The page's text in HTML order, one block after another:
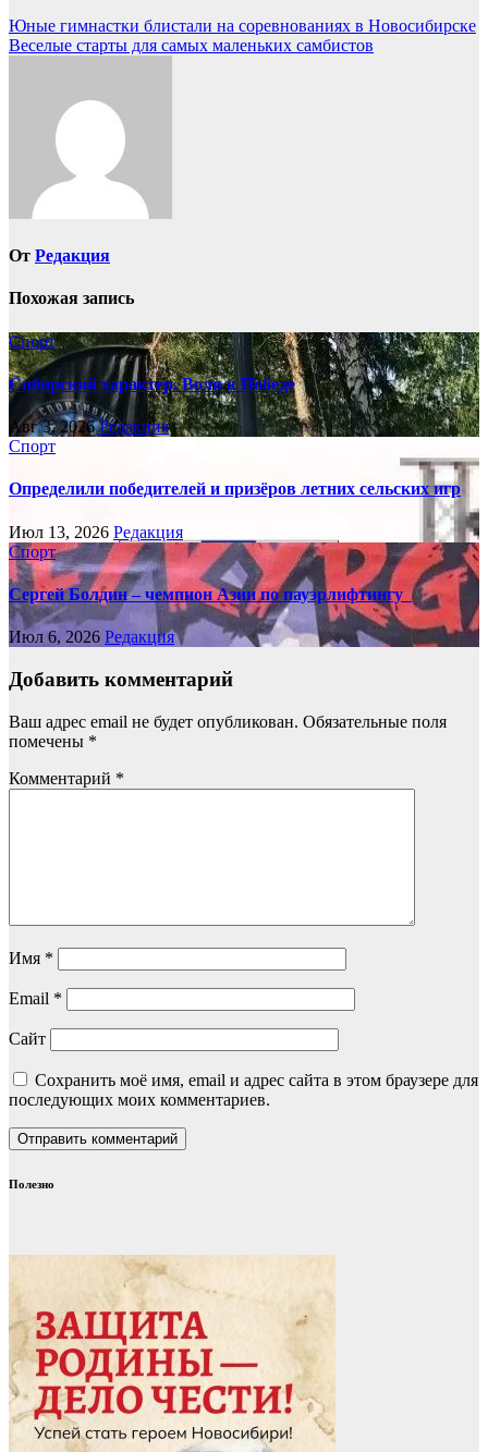
Навигация
по
Юные гимнастки блистали на соревнованиях в Новосибирске
Веселые старты для самых маленьких самбистов
От Редакция
Похожая запись
Спорт
Сибирский характер. Воля к Победе
Авг 3, 2026Редакция
Спорт
Определили победителей и призёров летних сельских игр
Июл 13, 2026 Редакция
Спорт
Сергей Болдин – чемпион Азии по пауэрлифтингу
Июл 6, 2026 Редакция
Добавить комментарий
Ваш адрес email не будет опубликован. Обязательные поля
помечены *
Комментарий *
Имя *
Email *
Сайт
Сохранить моё имя, email и адрес сайта в этом браузере для
последующих моих комментариев.
Полезно